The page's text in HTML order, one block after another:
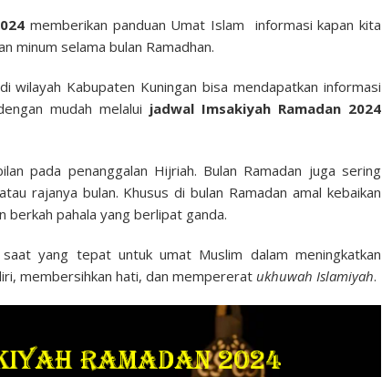
memberikan panduan Umat Islam informasi kapan kita
minum selama bulan Ramadhan.
wilayah Kabupaten Kuningan bisa mendapatkan informasi
mudah melalui jadwal Imsakiyah Ramadan 2024
pada penanggalan Hijriah. Bulan Ramadan juga sering
rajanya bulan. Khusus di bulan Ramadan amal kebaikan
berkah pahala yang berlipat ganda.
yang tepat untuk umat Muslim dalam meningkatkan
membersihkan hati, dan mempereratukhuwah Islamiyah.